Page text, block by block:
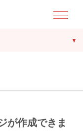
が作成できま